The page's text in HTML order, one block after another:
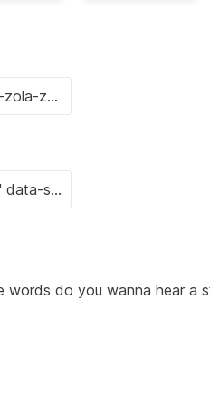
words do you wanna hear a